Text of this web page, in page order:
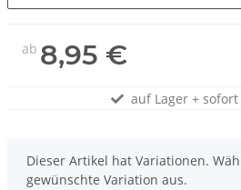
ab 8,95 €
auf Lager +
x
Dieser Artikel hat Variationen.
gewünschte Variation aus.